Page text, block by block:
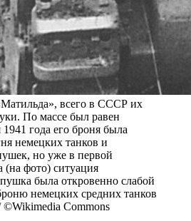
всего в СССР их
По массе был равен
года его броня была
немецких танков и
но уже в первой
(на фото) ситуация
была откровенно слабой
немецких средних танков
©Wikimedia Commons